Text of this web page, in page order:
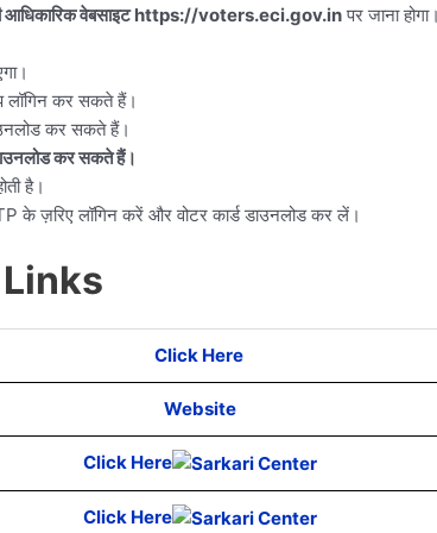
की आधिकारिक वेबसाइट https://voters.eci.gov.inपर जाना
लॉगिन कर सकते हैं।
कर सकते हैं।
कर सकते हैं।
है।
के ज़रिए लॉगिन करें और वोटर कार्ड डाउनलोड कर लें।
Click Here
Website
Click Here
Click Here